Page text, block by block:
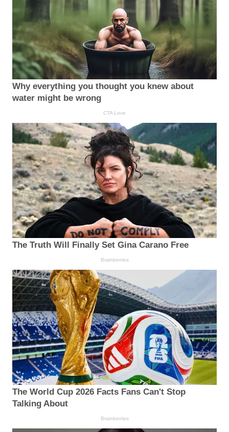
Why everything you thought you knew about
water might be wrong
CTA Love
The Truth Will Finally Set Gina Carano Free
Brainberries
The World Cup 2026 Facts Fans Can't Stop
Talking About
Brainberries